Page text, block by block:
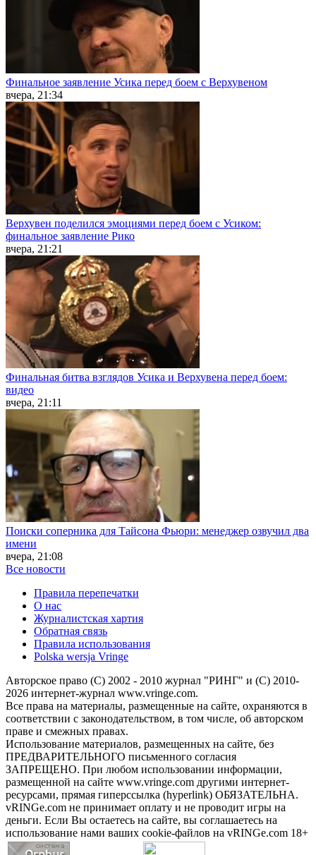
Финальное заявление Усика перед боем с Верхувеном
вчера, 21:34
Верхувен поделился эмоциями перед боем с Усиком:
финальное заявление Рико
вчера, 21:21
Финальная битва взглядов Усика и Верхувена перед боем:
видео
вчера, 21:11
Поиски соперника для Тайсона Фьюри: менеджер озвучил два
имени
вчера, 21:08
Все новости
Правила перепечатки
О нас
Журналистская хартия
Обратная связь
Правила использования
Polska wersja Vringe
Авторское право (С) 2002 - 2010 журнал "РИНГ" и (С) 2010-
2026 интернет-журнал www.vringe.com.
Все права на материалы, размещенные на сайте, охраняются в
соответствии с законодательством, в том числе, об авторском
праве и смежных правах.
Использование материалов, размещенных на сайте, без
ПРЕДВАРИТЕЛЬНОГО письменного согласия
ЗАПРЕЩЕНО. При любом использовании информации,
размещенной на сайте www.vringe.com другими интернет-
ресурсами, прямая гиперссылка (hyperlink) ОБЯЗАТЕЛЬНА.
vRINGe.com не принимает оплату и не проводит игры на
деньги. Если Вы остаетесь на сайте, вы соглашаетесь на
использование нами ваших cookie-файлов на vRINGe.com 18+